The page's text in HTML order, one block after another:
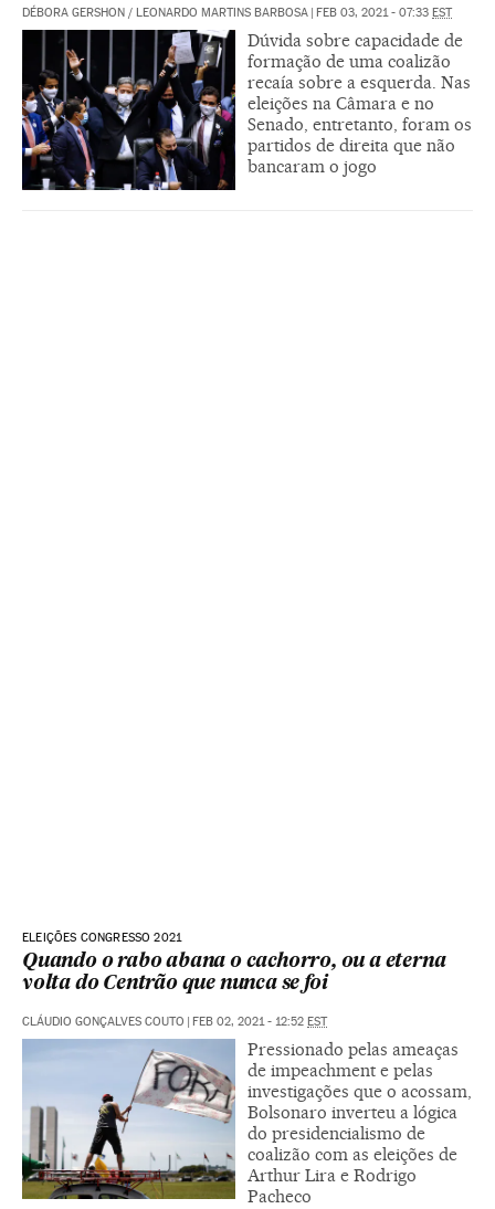
DÉBORA GERSHON / LEONARDO MARTINS BARBOSA FEB 03, 2021 - 07:33 EST
Dúvida sobre capacidade de
formação de uma coalizão
recaía sobre a esquerda. Nas
eleições na Câmara e no
Senado, entretanto, foram os
partidos de direita que não
bancaram o jogo
ELEIÇÕES CONGRESSO 2021
Quando o rabo abana o cachorro, ou a eterna
volta do Centrão que nunca se foi
CLÁUDIO GONÇALVES COUTO | FEB 02, 2021 - 12:52 EST
Pressionado pelas ameaças
de impeachment e pelas
investigações que o acossam,
Bolsonaro inverteu a lógica
do presidencialismo de
coalizão com as eleições de
Arthur Lira e Rodrigo
Pacheco